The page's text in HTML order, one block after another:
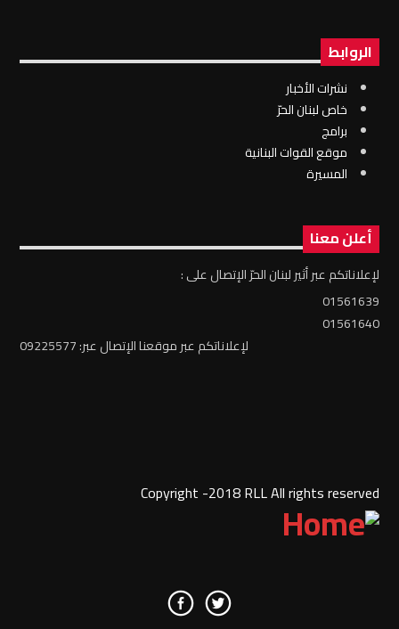
الروابط
نشرات الأخبار
خاص لبنان الحرّ
برامج
موقع القوات البنانية
المسيرة
أعلن معنا
لإعلاناتكم عبر أثير لبنان الحرّ الإتصال على :
01561639
01561640
لإعلاناتكم عبر موقعنا الإتصال عبر: 09225577
Copyright -2018 RLL All rights reserved